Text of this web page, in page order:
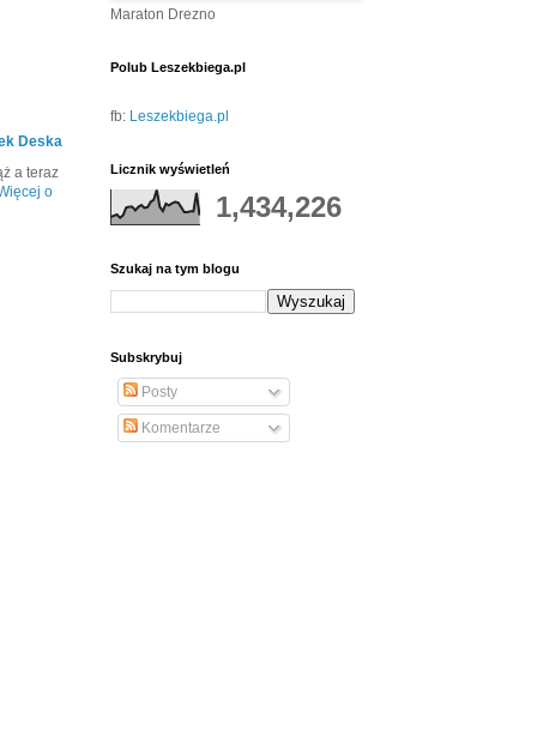
Deska
a teraz
o
Maraton Drezno
Polub Leszekbiega.pl
fb: Leszekbiega.pl
Licznik wyświetleń
1,434,226
Szukaj na tym blogu
Subskrybuj
Posty
Komentarze